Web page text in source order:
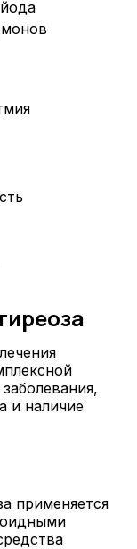
и наличие
применяется